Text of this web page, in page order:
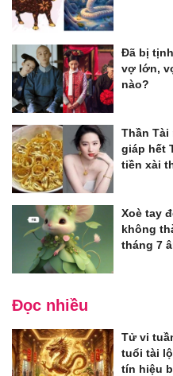
Đã bị
vợ lớn,
nào?
Thần Tài
giáp hết
tiền xài
Xoè tay
không
tháng 7
Đọc nhiều
Tử vi
tuổi tài
tín hiệu